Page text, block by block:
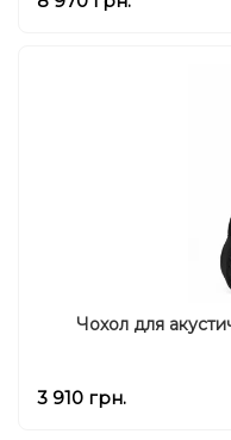
Чохол для
3 910 грн.